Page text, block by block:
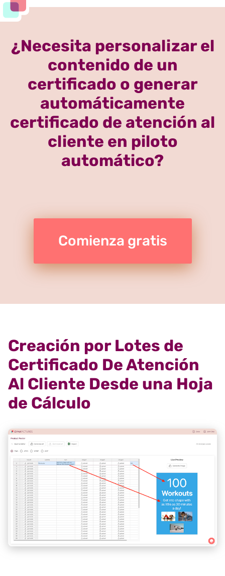
¿Necesita personalizar el
contenido de un
certificado o generar
automáticamente
certificado de atención al
cliente en piloto
automático?
Comienza gratis
Creación por Lotes de
Certificado De Atención
Al Cliente Desde una Hoja
de Cálculo